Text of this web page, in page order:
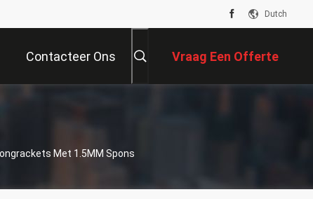
Dutch
Contacteer Ons Vraag Een Offerte
Met 1.5MM Spons